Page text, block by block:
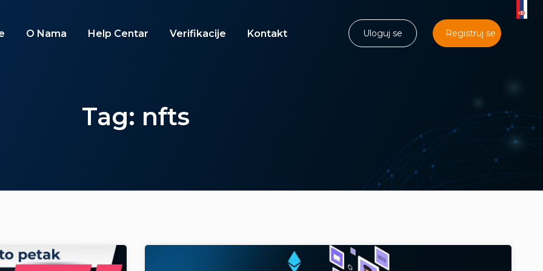
O Nama Help Centar Verifikacije Kontakt Uloguj se Registruj se
Tag: nfts